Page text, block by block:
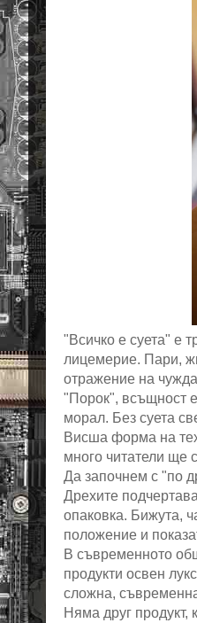
"Всичко е суета" е
лицемерие. Пари,
отражение на
"Порок", всъщност
морал. Без суета
Висша форма на
много читатели ще
Да започнем с "по
Дрехите
опаковка. Бижута,
положение и
В съвременното
продукти освен
сложна,
Няма друг продукт,